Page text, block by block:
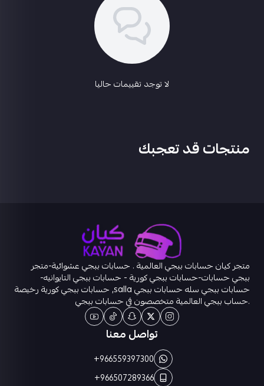
بدلة اكس لاريديسينس⭐️
بدلة اكس المهرج الغامض ⭐️⭐️
ربط الحساب ايميل داخلي ربط ثاني قيد اللغاء
لا توجد تقييمات حاليا
منتجات قد تعجبك
متجر كيان حسابات ببجي العالمية . حسابات ببجي عشوائية-متجر
ببجي حسابات-حسابات ببجي كورية - حسابات ببجي التايوانيه-
حسابات ببجي سله حسابات ببجي salla, حسابات ببجي كورية رخيصة
.حساب ببجي العالمية متخصصون في حسابات ببجي
تواصل معنا
+966559397300
+966507289366